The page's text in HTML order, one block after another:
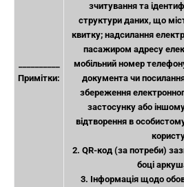
Примітки:
зчитування та
структури даних, що
квитку; надсилання
пасажиром адресу
мобільний номер
документа чи
збереження
застосунку або
відтворення в
2. QR-код (за потреби)
боці
3. Інформація щодо